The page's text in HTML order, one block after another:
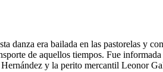
era bailada en las pastorelas y
de aquellos tiempos. Fue
y la perito mercantil Leonor